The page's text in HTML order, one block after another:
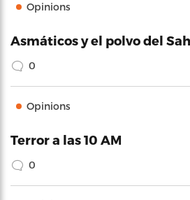
Opinions
Asmáticos y el polvo del
0
Opinions
Terror a las 10 AM
0